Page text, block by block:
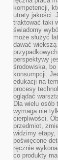
kompetencji,
utraty jakości.
traktować taki
świadomy
może służyć
dawać
perspektywy
środowiska, bo
konsumpcji.
edukacji na
procesy
oglądać
Dla wielu
wymaga nie
cierpliwości.
przedmiot,
widzimy etapy,
poświęcone
ręcznie
co produkty